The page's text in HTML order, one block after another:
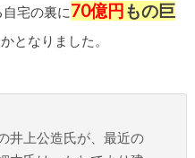
宅の裏に70億円 もの巨
となりました。
井上公造氏が、最近の